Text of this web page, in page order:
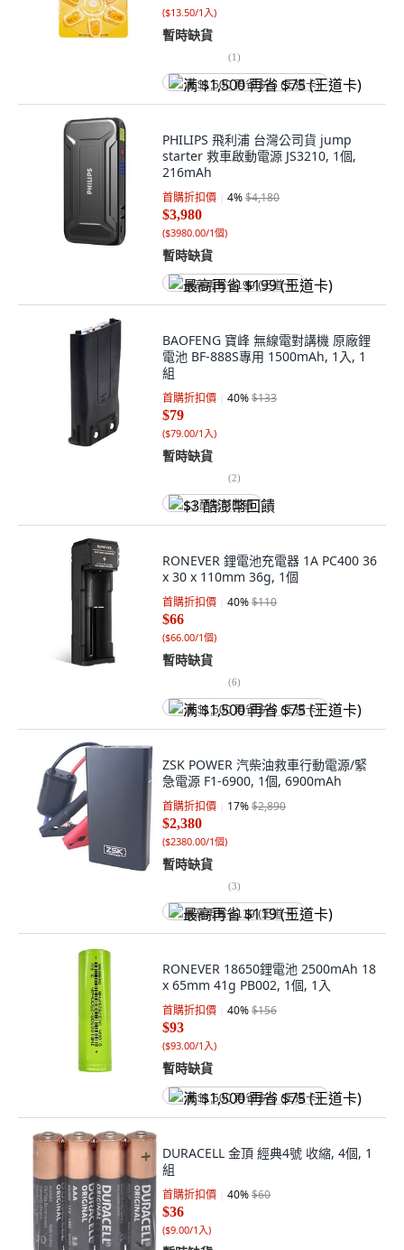
($13.50/1入)
暫時缺貨
(1)
满 $1,500 再省 $75 (王道卡)
PHILIPS 飛利浦 台灣公司貨 jump
starter 救車啟動電源 JS3210, 1個,
216mAh
首購折扣價 4%$4,180
$3,980
($3980.00/1個)
暫時缺貨
最高再省 $199 (王道卡)
BAOFENG 寶峰 無線電對講機 原廠鋰
電池 BF-888S專用 1500mAh, 1入, 1
組
首購折扣價 40%$133
$79
($79.00/1入)
暫時缺貨
(2)
$3 酷澎幣回饋
RONEVER 鋰電池充電器 1A PC400 36
x 30 x 110mm 36g, 1個
首購折扣價 40%$110
$66
($66.00/1個)
暫時缺貨
(6)
满 $1,500 再省 $75 (王道卡)
ZSK POWER 汽柴油救車行動電源/緊
急電源 F1-6900, 1個, 6900mAh
首購折扣價 17%$2,890
$2,380
($2380.00/1個)
暫時缺貨
(3)
最高再省 $119 (王道卡)
RONEVER 18650鋰電池 2500mAh 18
x 65mm 41g PB002, 1個, 1入
首購折扣價 40%$156
$93
($93.00/1入)
暫時缺貨
满 $1,500 再省 $75 (王道卡)
DURACELL 金頂 經典4號 收縮, 4個, 1
組
首購折扣價 40%$60
$36
($9.00/1入)